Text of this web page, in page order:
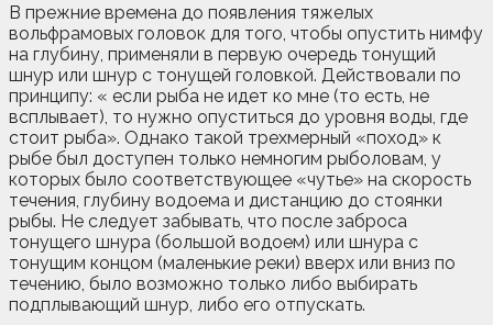
В прежние времена до появления тяжелых
вольфрамовых головок для того, чтобы опустить нимфу
на глубину, применяли в первую очередь тонущий
шнур или шнур с тонущей головкой. Действовали по
принципу: « если рыба не идет ко мне (то есть, не
всплывает), то нужно опуститься до уровня воды, где
стоит рыба». Однако такой трехмерный «поход» к
рыбе был доступен только немногим рыболовам, у
которых было соответствующее «чутье» на скорость
течения, глубину водоема и дистанцию до стоянки
рыбы. Не следует забывать, что после заброса
тонущего шнура (большой водоем) или шнура с
тонущим концом (маленькие реки) вверх или вниз по
течению, было возможно только либо выбирать
подплывающий шнур, либо его отпускать.